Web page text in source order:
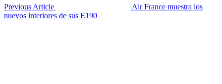
Previous Article
Air France muestra los
nuevos interiores de sus E190